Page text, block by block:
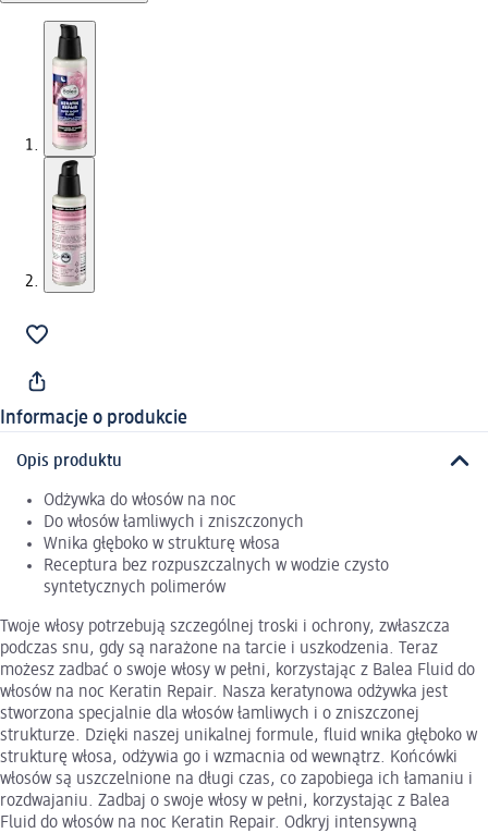
Informacje o produkcie
Opis produktu
Odżywka do włosów na noc
Do włosów łamliwych i zniszczonych
Wnika głęboko w strukturę włosa
Receptura bez rozpuszczalnych w wodzie czysto
syntetycznych polimerów
Twoje włosy potrzebują szczególnej troski i ochrony, zwłaszcza
podczas snu, gdy są narażone na tarcie i uszkodzenia. Teraz
możesz zadbać o swoje włosy w pełni, korzystając z Balea Fluid do
włosów na noc Keratin Repair. Nasza keratynowa odżywka jest
stworzona specjalnie dla włosów łamliwych i o zniszczonej
strukturze. Dzięki naszej unikalnej formule, fluid wnika głęboko w
strukturę włosa, odżywia go i wzmacnia od wewnątrz. Końcówki
włosów są uszczelnione na długi czas, co zapobiega ich łamaniu i
rozdwajaniu. Zadbaj o swoje włosy w pełni, korzystając z Balea
Fluid do włosów na noc Keratin Repair. Odkryj intensywną